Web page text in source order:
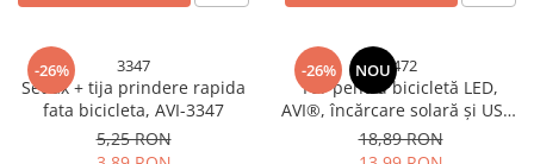
-26% 3347
Set ax + tija prindere rapida
fata bicicleta, AVI-3347
5,25 RON
-26% NOU5472
Far pentru bicicletă LED,
AVI®, încărcare solară și USB-
C, display digital baterie,
acumulator reîncărcabil, AVI-
18,89 RON